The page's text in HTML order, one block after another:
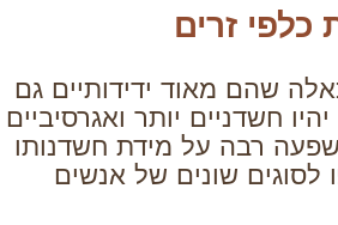
זרים
שהם מאוד ידידותיים גם
חשדניים יותר ואגרסיביים
רבה על מידת חשדנותו
לסוגים שונים של אנשים